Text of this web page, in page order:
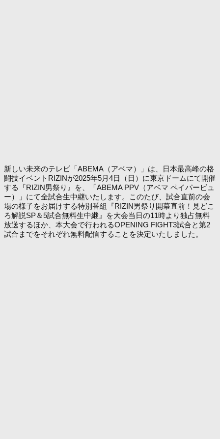
新しい未来のテレビ「ABEMA（アベマ）」は、日本最高峰の格
闘技イベントRIZINが2025年5月4日（日）に東京ドームにて開催
する『RIZIN男祭り』を、「ABEMA PPV（アベマ ペイパービュ
ー）」にて全試合生中継いたします。このたび、試合直前の会
場の様子をお届けする特別番組『RIZIN男祭り開幕直前！見どこ
ろ解説SP＆5試合無料生中継』を大会当日の11時より独占無料
放送するほか、本大会で行われるOPENING FIGHT3試合と第2
試合までをそれぞれ無料配信することを決定いたしました。